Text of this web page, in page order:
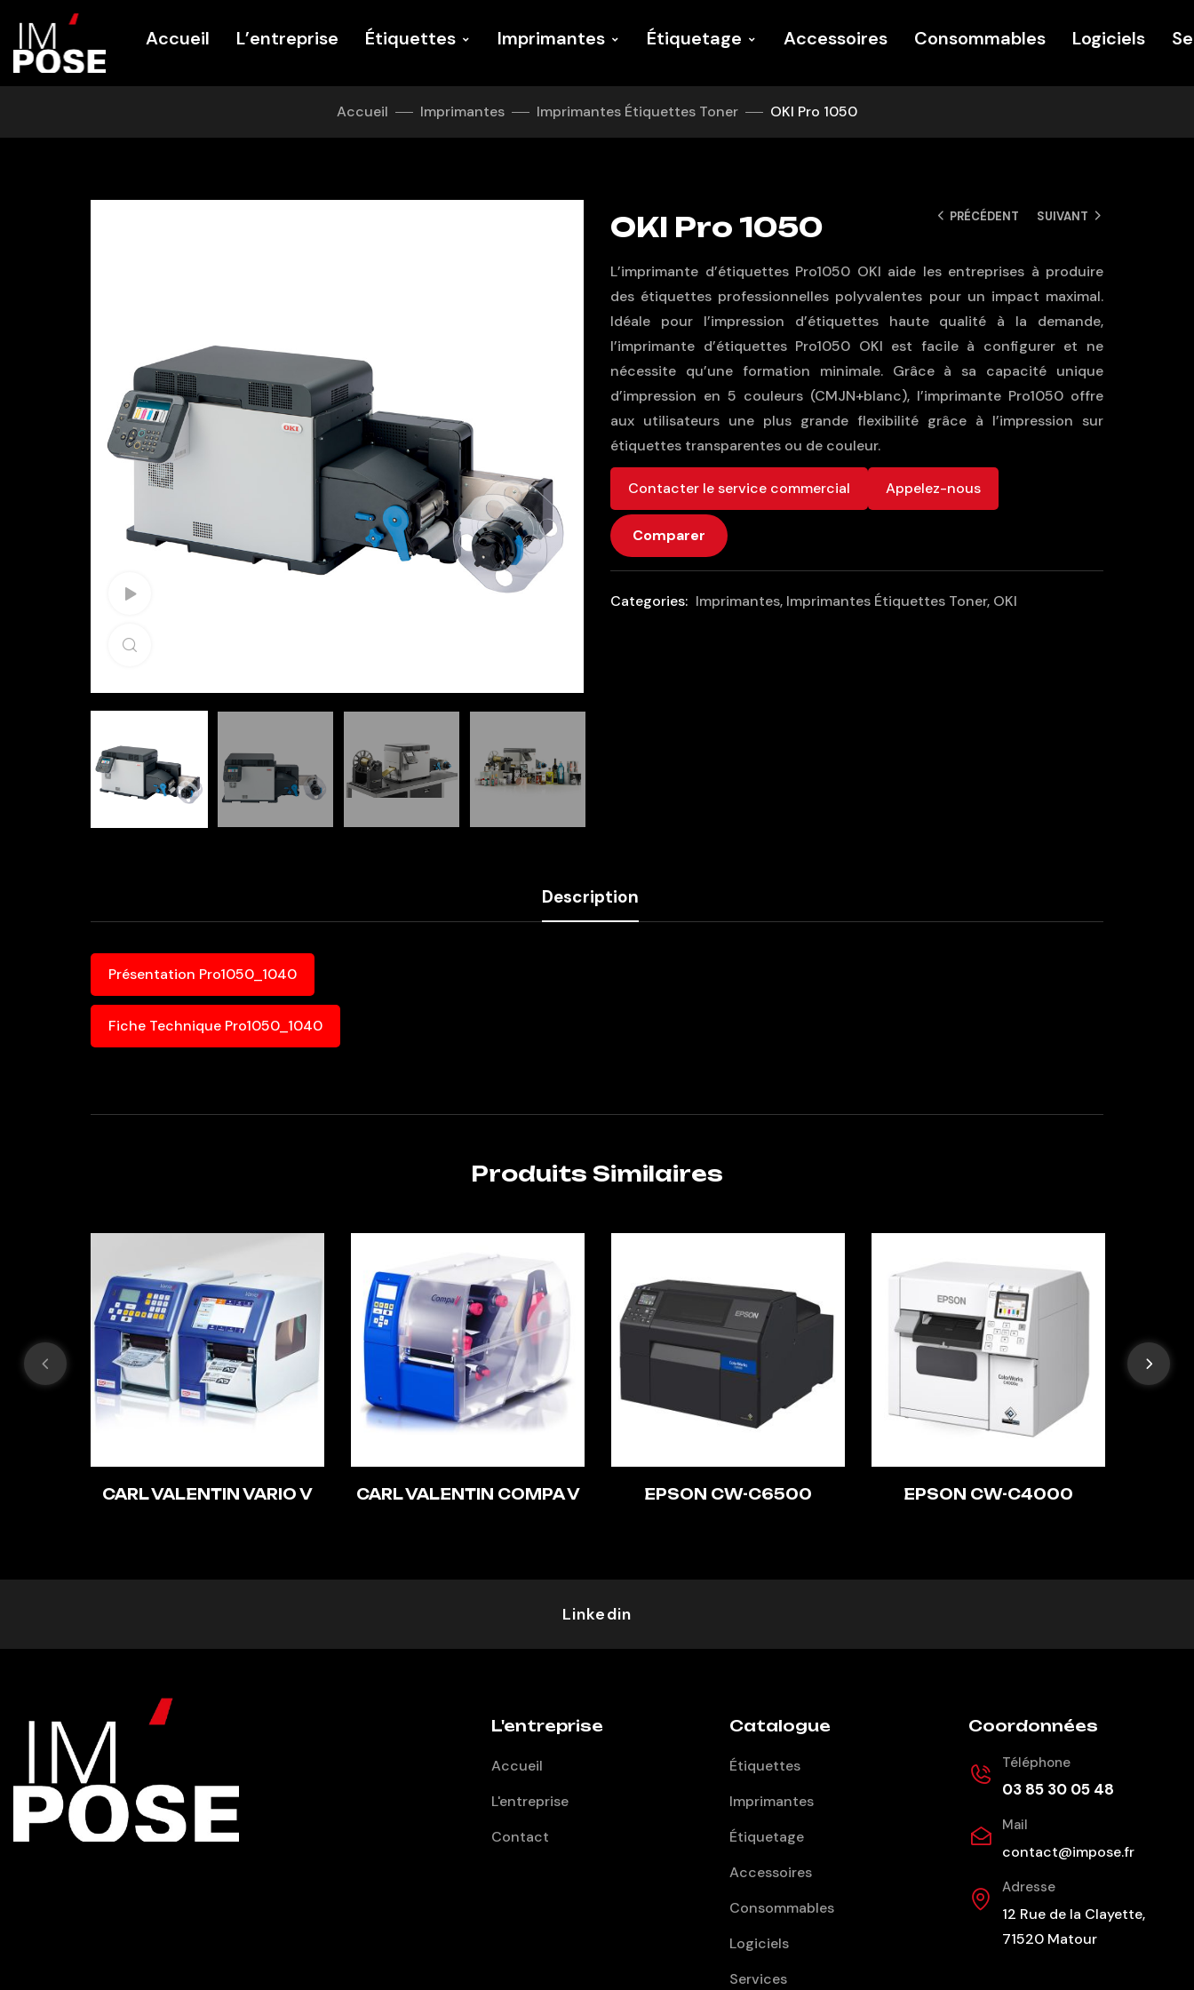
Accueil L’entreprise Étiquettes Imprimantes Étiquetage Accessoires Consommables Logiciels
Accueil Imprimantes Imprimantes Étiquettes Toner OKI Pro 1050
PRÉCÉDENT SUIVANT
OKI Pro 1050
L’imprimante d’étiquettes Pro1050 OKI aide les entreprises à produire
des étiquettes professionnelles polyvalentes pour un impact maximal.
Idéale pour l’impression d’étiquettes haute qualité à la demande,
l’imprimante d’étiquettes Pro1050 OKI est facile à configurer et ne
nécessite qu’une formation minimale. Grâce à sa capacité unique
d’impression en 5 couleurs (CMJN+blanc), l’imprimante Pro1050 offre
aux utilisateurs une plus grande flexibilité grâce à l’impression sur
étiquettes transparentes ou de couleur.
Contacter le service commercial Appelez-nous
Comparer
Categories: Imprimantes, Imprimantes Étiquettes Toner, OKI
Description
Présentation Pro1050_1040
Fiche Technique Pro1050_1040
Produits Similaires
CARL VALENTIN VARIO V CARL VALENTIN COMPA V EPSON CW-C6500 EPSON CW-C4000
Linkedin
L'entreprise
Accueil
L'entreprise
Contact
Catalogue
Étiquettes
Imprimantes
Étiquetage
Accessoires
Consommables
Logiciels
Services
Coordonnées
Téléphone
03 85 30 05 48
Mail
contact@impose.fr
Adresse
12 Rue de la Clayette,
71520 Matour
Panneau de gestion des cookies